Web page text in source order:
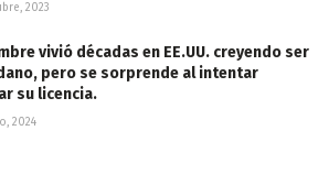
2023
vivió décadas en EE.UU. creyendo ser
pero se sorprende al intentar
su licencia.
2024